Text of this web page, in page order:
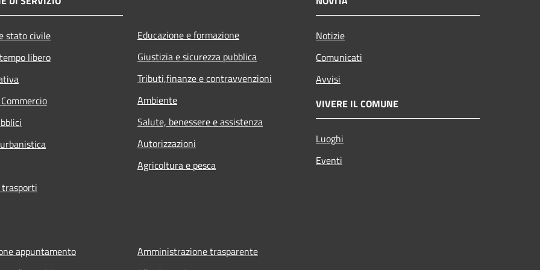
stato civile
libero
Educazione e formazione
Giustizia e sicurezza pubblica
Tributi,finanze e contravvenzioni
Ambiente
Salute, benessere e assistenza
Autorizzazioni
Agricoltura e pesca
Notizie
Comunicati
Avvisi
VIVERE IL COMUNE
Luoghi
Eventi
appuntamento
Amministrazione trasparente